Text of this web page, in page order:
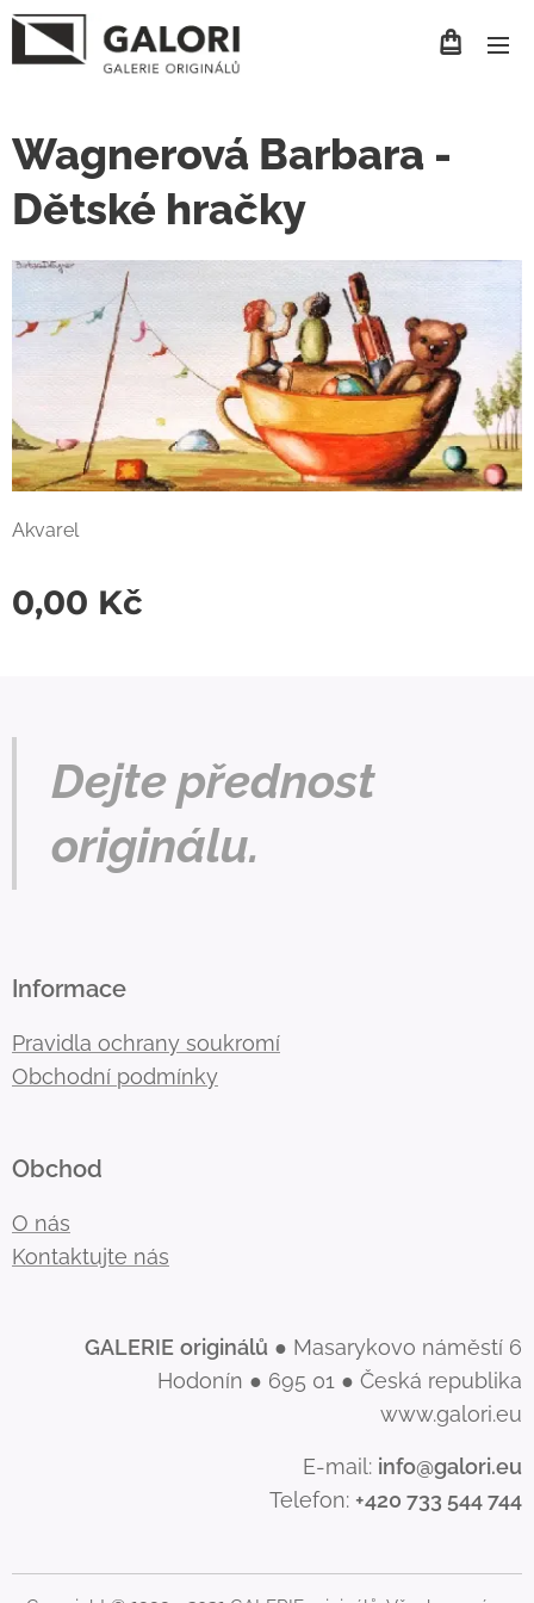
Wagnerová Barbara -
Dětské hračky
Akvarel
0,00 Kč
Dejte přednost
originálu.
Informace
Pravidla ochrany soukromí
Obchodní podmínky
Obchod
O nás
Kontaktujte nás
GALERIE originálů ● Masarykovo náměstí 6
Hodonín ● 695 01 ● Česká republika
www.galori.eu
E-mail: info@galori.eu
Telefon: +420 733 544 744